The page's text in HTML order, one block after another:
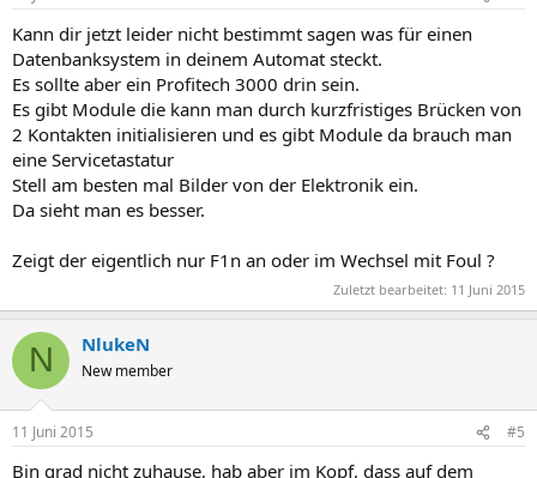
Kann dir jetzt leider nicht bestimmt sagen was für einen
Datenbanksystem in deinem Automat steckt.
Es sollte aber ein Profitech 3000 drin sein.
Es gibt Module die kann man durch kurzfristiges Brücken von
2 Kontakten initialisieren und es gibt Module da brauch man
eine Servicetastatur
Stell am besten mal Bilder von der Elektronik ein.
Da sieht man es besser.
Zeigt der eigentlich nur F1n an oder im Wechsel mit Foul ?
Zuletzt bearbeitet: 11 Juni 2015
N NlukeN
New member
11 Juni 2015 #5
Bin grad nicht zuhause, hab aber im Kopf, dass auf dem